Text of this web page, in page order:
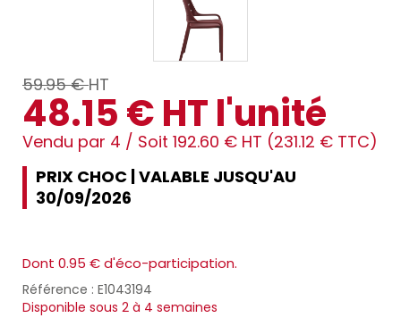
59.95 €HT
48.15 € HT l'unité
Vendu par 4 / Soit 192.60 € HT (231.12 € TTC)
PRIX CHOC | VALABLE JUSQU'AU
30/09/2026
Dont 0.95 € d'éco-participation.
Référence : E1043194
Disponible sous 2 à 4 semaines